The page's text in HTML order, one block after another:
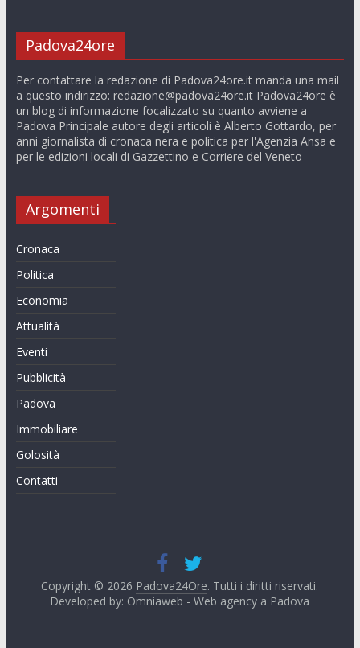
Padova24ore
Per contattare la redazione di Padova24ore.it manda una mail
a questo indirizzo: redazione@padova24ore.itPadova24ore è
un blog di informazione focalizzato su quanto avviene a
Padova Principale autore degli articoli è Alberto Gottardo, per
anni giornalista di cronaca nera e politica per l'Agenzia Ansa e
per le edizioni locali di Gazzettino e Corriere del Veneto
Argomenti
Cronaca
Politica
Economia
Attualità
Eventi
Pubblicità
Padova
Immobiliare
Golosità
Contatti
Copyright © 2026 Padova24Ore. Tutti i diritti riservati.
Developed by: Omniaweb - Web agency a Padova